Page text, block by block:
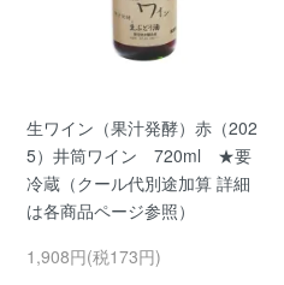
生ワイン（果汁発酵）赤（202
5）井筒ワイン 720ml ★要
冷蔵（クール代別途加算 詳細
は各商品ページ参照）
1,908円(税173円)